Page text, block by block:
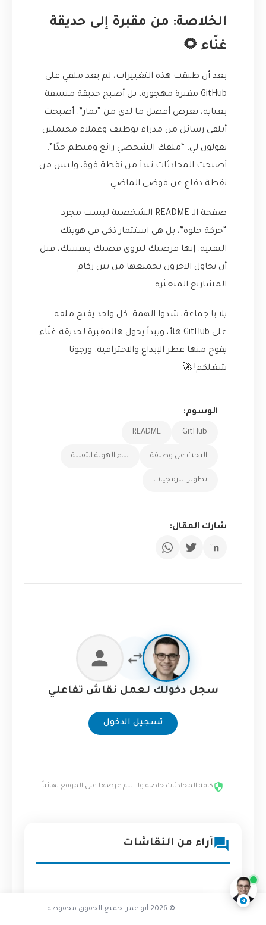
الخلاصة: من مقبرة إلى حديقة
غنّاء 🌻
بعد أن طبقت هذه التغييرات، لم يعد ملفي على
GitHub مقبرة مهجورة، بل أصبح حديقة منسقة
بعناية، تعرض أفضل ما لدي من “ثمار”. أصبحت
أتلقى رسائل من مدراء توظيف وعملاء محتملين
يقولون لي: “ملفك الشخصي رائع ومنظم جدًا”.
أصبحت المحادثات تبدأ من نقطة قوة، وليس من
نقطة دفاع عن فوضى الماضي.
صفحة الـ README الشخصية ليست مجرد
“حركة حلوة”، بل هي استثمار ذكي في هويتك
التقنية. إنها فرصتك لتروي قصتك بنفسك، قبل
أن يحاول الآخرون تجميعها من بين ركام
المشاريع المبعثرة.
يلا يا جماعة، شدوا الهمة. كل واحد يفتح ملفه
على GitHub هلأ، ويبدأ يحول هالمقبرة لحديقة غنّاء
يفوح منها عطر الإبداع والاحترافية. ورجونا
شغلكم! 🚀
الوسوم:
GitHub
README
البحث عن وظيفة بناء الهوية التقنية
تطوير البرمجيات
شارك المقال:
سجل دخولك لعمل نقاش تفاعلي
تسجيل الدخول
كافة المحادثات خاصة ولا يتم عرضها على الموقع نهائياً
آراء من النقاشات
© 2026 أبو عمر. جميع الحقوق محفوظة.